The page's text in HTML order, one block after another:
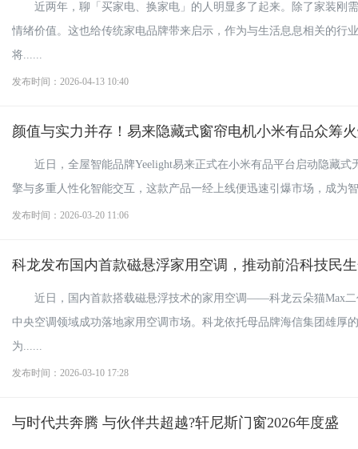
近两年，聊「买家电、换家电」的人明显多了起来。除了家装刚
情绪价值。这也给传统家电品牌带来启示，作为与生活息息相关的行
将......
发布时间：2026-04-13 10:40
颜值与实力并存！易来隐藏式窗帘电机小米有品众筹
近日，全屋智能品牌Yeelight易来正式在小米有品平台启动隐藏
擎与多重人性化智能交互，这款产品一经上线便迅速引爆市场，成为
发布时间：2026-03-20 11:06
科龙发布国内首款磁悬浮家用空调，推动前沿科技民
近日，国内首款搭载磁悬浮技术的家用空调——科龙云朵猫Max
中央空调领域成功落地家用空调市场。科龙依托母品牌海信集团雄厚
为......
发布时间：2026-03-10 17:28
与时代共奔腾 与伙伴共超越?轩尼斯门窗2026年度盛